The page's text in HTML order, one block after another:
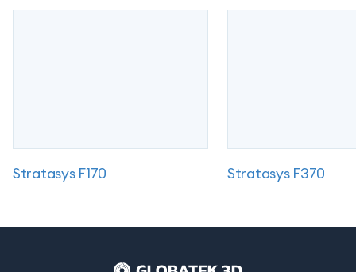
Stratasys F170 Stratasys F370